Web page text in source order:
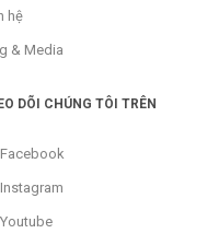
hệ
& Media
DÕI CHÚNG TÔI TRÊN
Facebook
Instagram
Youtube